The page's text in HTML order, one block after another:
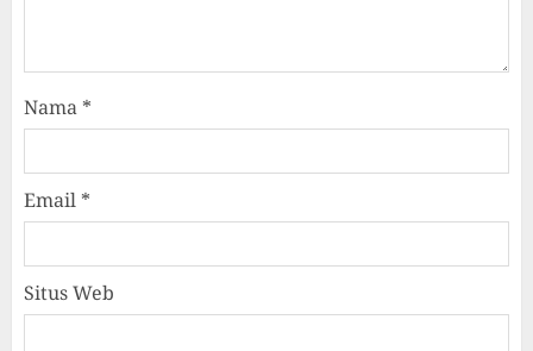
Nama *
Email *
Situs Web